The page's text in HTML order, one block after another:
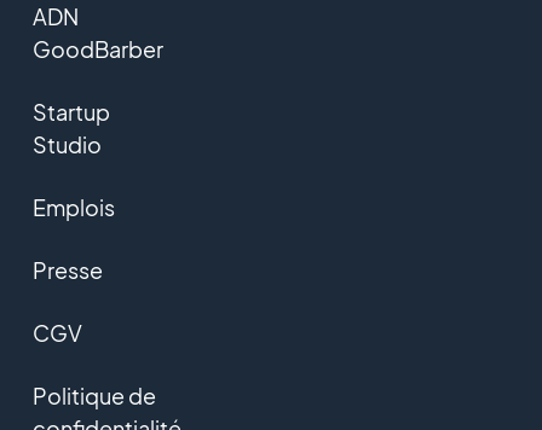
ADN
GoodBarber
Startup
Studio
Emplois
Presse
CGV
Politique de